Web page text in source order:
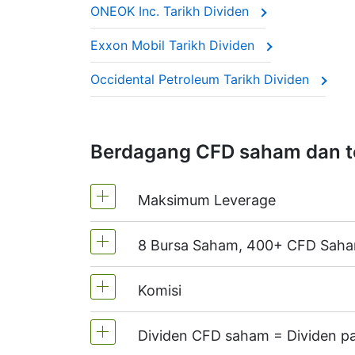
Syarikat-syarikat ini sering dipanggil
Pelarasan ini memastikan harga CFD
ONEOK Inc. Tarikh Dividen
Exxon Mobil Tarikh Dividen
Occidental Petroleum Tarikh Dividen
Berdagang CFD saham dan
Maksimum Leverage
MT4 dan MT5 - 1:20 (Margin 5%)
Di NetTradeX, leverage CFD saham
8 Bursa Saham, 400+ CFD
Kami menawarkan lebih daripada
(Kanada),HKEx(Hong Kong),TSE
Komisi
Sehingga 0,1% dari isi padu
Dividen CFD saham = Dividen